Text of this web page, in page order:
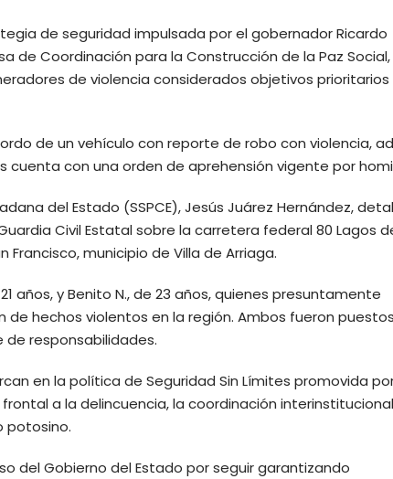
de seguridad impulsada por el gobernador Ricardo
de Coordinación para la Construcción de la Paz Social,
de violencia considerados objetivos prioritarios
de un vehículo con reporte de robo con violencia,
con una orden de aprehensión vigente por
del Estado (SSPCE), Jesús Juárez Hernández,
Civil Estatal sobre la carretera federal 80 Lagos
municipio de Villa de Arriaga.
años, y Benito N., de 23 años, quienes presuntamente
hechos violentos en la región. Ambos fueron
responsabilidades.
en la política de Seguridad Sin Límites promovida
a la delincuencia, la coordinación
potosino.
del Gobierno del Estado por seguir garantizando